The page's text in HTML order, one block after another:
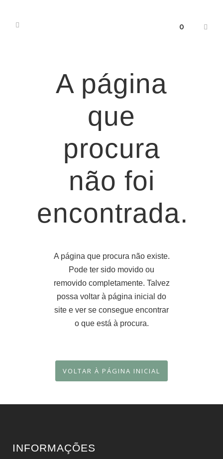
0
A página
que
procura
não foi
encontrada.
A página que procura não existe.
Pode ter sido movido ou
removido completamente. Talvez
possa voltar à página inicial do
site e ver se consegue encontrar
o que está à procura.
VOLTAR À PÁGINA INICIAL
INFORMAÇÕES